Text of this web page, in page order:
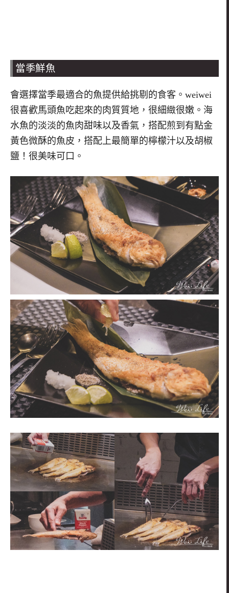
當季鮮魚
會選擇當季最適合的魚提供給挑剔的食客。 weiwei
很喜歡馬頭魚吃起來的肉質質地，很細緻很嫩。海
水魚的淡淡的魚肉甜味以及香氣，搭配煎到有點金
黃色微酥的魚皮 ，搭配上最簡單的檸檬汁以及胡椒
鹽！很美味可口。